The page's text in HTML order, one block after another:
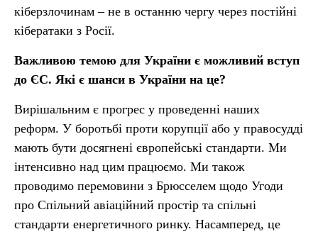
кіберзлочинам – не в останню чергу через постійні
кібератаки з Росії.
Важливою темою для України є можливий вступ
до ЄС. Які є шанси в України на це?
Вирішальним є прогрес у проведенні наших
реформ. У боротьбі проти корупції або у правосудді
мають бути досягнені європейські стандарти. Ми
інтенсивно над цим працюємо. Ми також
проводимо перемовини з Брюсселем щодо Угоди
про Спільний авіаційний простір та спільні
стандарти енергетичного ринку. Насамперед, це